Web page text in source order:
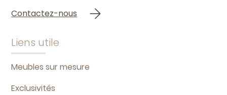
Contactez-nous
Liens utile
Meubles sur mesure
Exclusivités